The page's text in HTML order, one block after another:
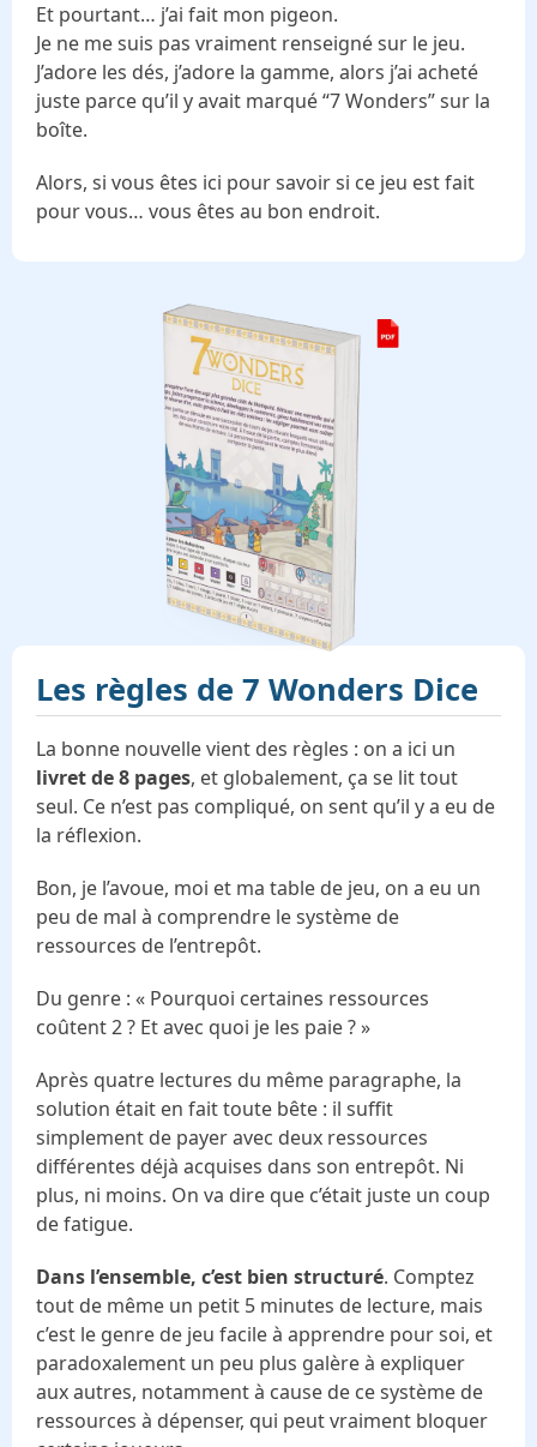
Et pourtant… j’ai fait mon pigeon.
Je ne me suis pas vraiment renseigné sur le jeu.
J’adore les dés, j’adore la gamme, alors j’ai acheté
juste parce qu’il y avait marqué “7 Wonders” sur la
boîte.
Alors, si vous êtes ici pour savoir si ce jeu est fait
pour vous… vous êtes au bon endroit.
Les règles de 7 Wonders Dice
La bonne nouvelle vient des règles : on a ici un
livret de 8 pages, et globalement, ça se lit tout
seul. Ce n’est pas compliqué, on sent qu’il y a eu de
la réflexion.
Bon, je l’avoue, moi et ma table de jeu, on a eu un
peu de mal à comprendre le système de
ressources de l’entrepôt.
Du genre : « Pourquoi certaines ressources
coûtent 2 ? Et avec quoi je les paie ? »
Après quatre lectures du même paragraphe, la
solution était en fait toute bête : il suffit
simplement de payer avec deux ressources
différentes déjà acquises dans son entrepôt. Ni
plus, ni moins. On va dire que c’était juste un coup
de fatigue.
Dans l’ensemble, c’est bien structuré. Comptez
tout de même un petit 5 minutes de lecture, mais
c’est le genre de jeu facile à apprendre pour soi, et
paradoxalement un peu plus galère à expliquer
aux autres, notamment à cause de ce système de
ressources à dépenser, qui peut vraiment bloquer